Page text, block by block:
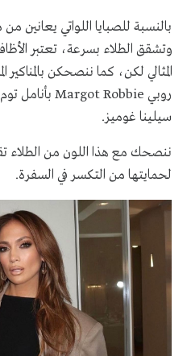
بالنسبة للصبايا اللواتي يعانين
وتشقق الطلاء بسرعة، تعتبر
المثالي لكن، كما ننصحكن
روبي Margot Robbie بأنامل
سيلينا غوميز.
ننصحك مع هذا اللون من الطلاء
لحمايتها من التكسر في السفرة.